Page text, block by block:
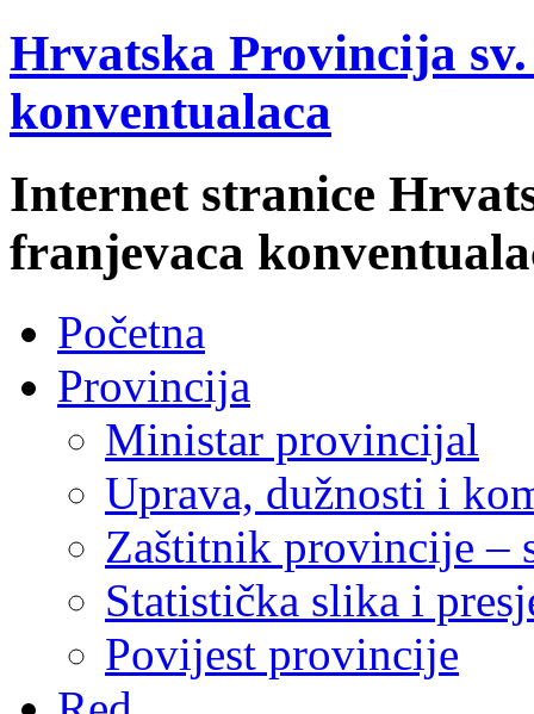
Hrvatska Provincija
konventualaca
Internet stranice
franjevaca
Početna
Provincija
Ministar provincijal
Uprava, dužnosti i
Zaštitnik provincije –
Statistička slika i
Povijest provincije